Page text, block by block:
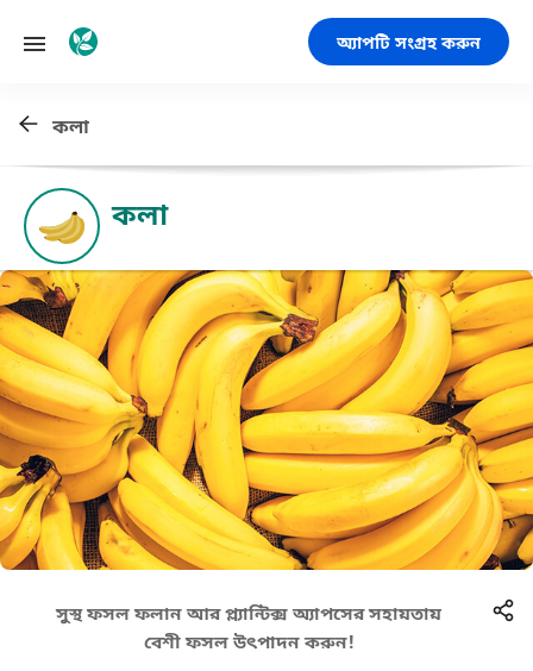
অ্যাপটি সংগ্রহ করুন
কলা
কলা
সুস্থ ফসল ফলান আর প্ল্যান্টিক্স অ্যাপসের সহায়তায়
বেশী ফসল উৎপাদন করুন!